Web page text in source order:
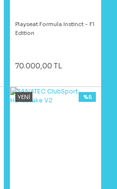
Playseat Formula Instinct - F1
Edition
70.000,00 TL
YENİ %5